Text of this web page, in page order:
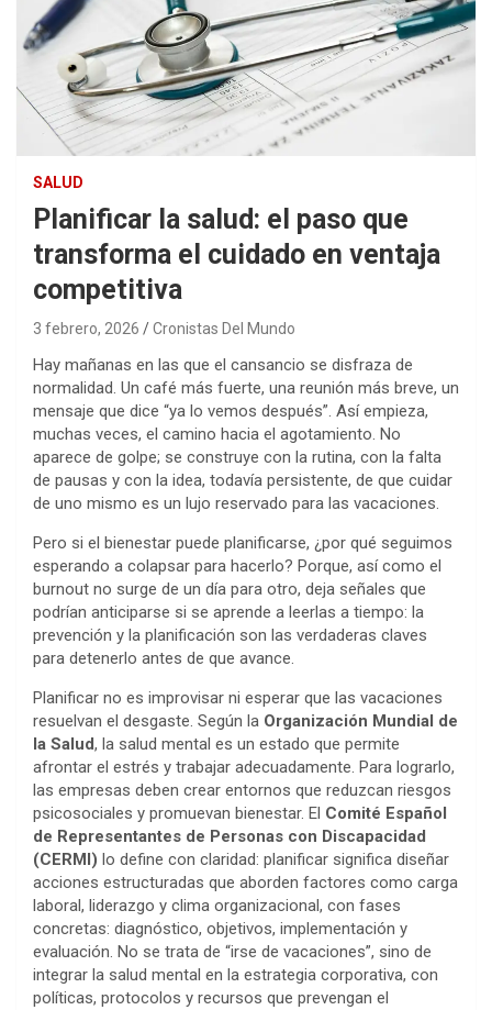
SALUD
Planificar la salud: el paso que
transforma el cuidado en ventaja
competitiva
3 febrero, 2026 Cronistas Del Mundo
Hay mañanas en las que el cansancio se disfraza de
normalidad. Un café más fuerte, una reunión más breve, un
mensaje que dice “ya lo vemos después”. Así empieza,
muchas veces, el camino hacia el agotamiento. No
aparece de golpe; se construye con la rutina, con la falta
de pausas y con la idea, todavía persistente, de que cuidar
de uno mismo es un lujo reservado para las vacaciones.
Pero si el bienestar puede planificarse, ¿por qué seguimos
esperando a colapsar para hacerlo? Porque, así como el
burnout no surge de un día para otro, deja señales que
podrían anticiparse si se aprende a leerlas a tiempo: la
prevención y la planificación son las verdaderas claves
para detenerlo antes de que avance.
Planificar no es improvisar ni esperar que las vacaciones
resuelvan el desgaste. Según la Organización Mundial de
la Salud, la salud mental es un estado que permite
afrontar el estrés y trabajar adecuadamente. Para lograrlo,
las empresas deben crear entornos que reduzcan riesgos
psicosociales y promuevan bienestar. El Comité Español
de Representantes de Personas con Discapacidad
(CERMI) lo define con claridad: planificar significa diseñar
acciones estructuradas que aborden factores como carga
laboral, liderazgo y clima organizacional, con fases
concretas: diagnóstico, objetivos, implementación y
evaluación. No se trata de “irse de vacaciones”, sino de
integrar la salud mental en la estrategia corporativa, con
políticas, protocolos y recursos que prevengan el